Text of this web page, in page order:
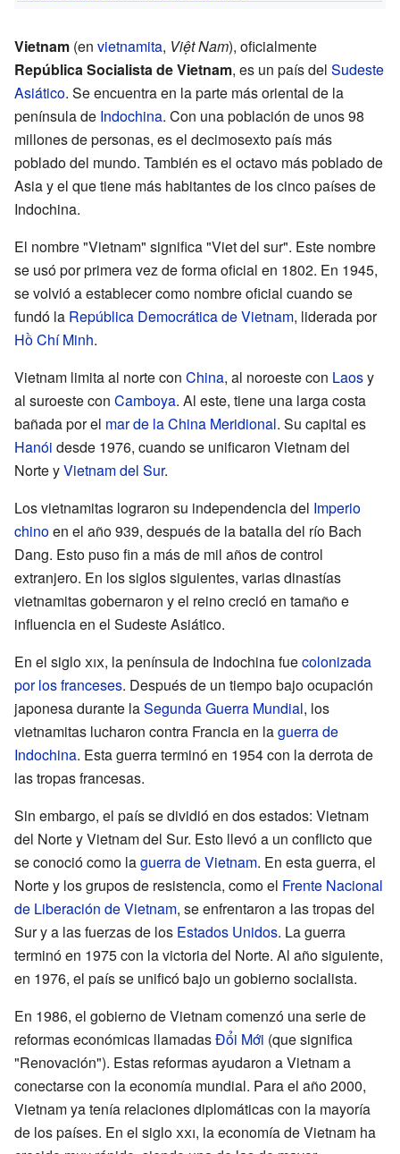
Vietnam (en vietnamita, Việt Nam), oficialmente
República Socialista de Vietnam, es un país del Sudeste
Asiático. Se encuentra en la parte más oriental de la
península de Indochina. Con una población de unos 98
millones de personas, es el decimosexto país más
poblado del mundo. También es el octavo más poblado de
Asia y el que tiene más habitantes de los cinco países de
Indochina.
El nombre "Vietnam" significa "Viet del sur". Este nombre
se usó por primera vez de forma oficial en 1802. En 1945,
se volvió a establecer como nombre oficial cuando se
fundó la República Democrática de Vietnam, liderada por
Hồ Chí Minh.
Vietnam limita al norte con China, al noroeste con Laosy
al suroeste con Camboya. Al este, tiene una larga costa
bañada por el mar de la China Meridional. Su capital es
Hanói desde 1976, cuando se unificaron Vietnam del
Norte yVietnam del Sur.
Los vietnamitas lograron su independencia del Imperio
chinoen el año 939, después de la batalla del río Bach
Dang. Esto puso fin a más de mil años de control
extranjero. En los siglos siguientes, varias dinastías
vietnamitas gobernaron y el reino creció en tamaño e
influencia en el Sudeste Asiático.
En el sigloxix, la península de Indochina fuecolonizada
por los franceses. Después de un tiempo bajo ocupación
japonesa durante laSegunda Guerra Mundial, los
vietnamitas lucharon contra Francia en laguerra de
Indochina. Esta guerra terminó en 1954 con la derrota de
las tropas francesas.
Sin embargo, el país se dividió en dos estados: Vietnam
del Norte y Vietnam del Sur. Esto llevó a un conflicto que
se conoció como laguerra de Vietnam. En esta guerra, el
Norte y los grupos de resistencia, como el Frente Nacional
de Liberación de Vietnam, se enfrentaron a las tropas del
Sur y a las fuerzas de los Estados Unidos. La guerra
terminó en 1975 con la victoria del Norte. Al año siguiente,
en 1976, el país se unificó bajo un gobierno socialista.
En 1986, el gobierno de Vietnam comenzó una serie de
reformas económicas llamadasĐổi Mới (que significa
"Renovación"). Estas reformas ayudaron a Vietnam a
conectarse con la economía mundial. Para el año 2000,
Vietnam ya tenía relaciones diplomáticas con la mayoría
de los países. En el sigloxxi, la economía de Vietnam ha